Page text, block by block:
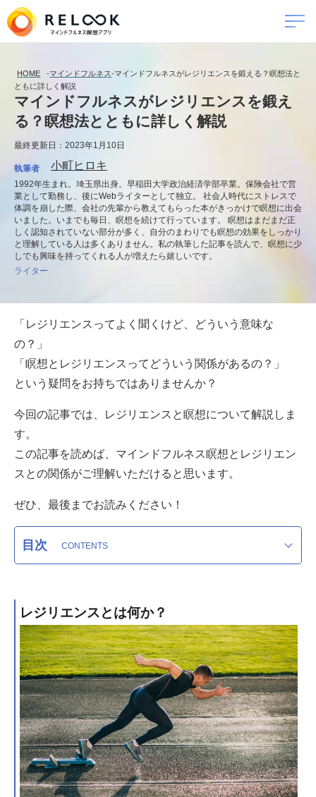
HOME -マインドフルネス-マインドフルネスがレジリエンスを鍛える？瞑想法と
ともに詳しく解説
マインドフルネスがレジリエンスを鍛え
る？瞑想法とともに詳しく解説
最終更新日：2023年1月10日
執筆者 小町ヒロキ
1992年生まれ。埼玉県出身。早稲田大学政治経済学部卒業。保険会社で営
業として勤務し、後にWebライターとして独立。 社会人時代にストレスで
体調を崩した際、会社の先輩から教えてもらった本がきっかけで瞑想に出会
いました。いまでも毎日、瞑想を続けて行っています。 瞑想はまだまだ正
しく認知されていない部分が多く、自分のまわりでも瞑想の効果をしっかり
と理解している人は多くありません。私の執筆した記事を読んで、瞑想に少
しでも興味を持ってくれる人が増えたら嬉しいです。
ライター
「レジリエンスってよく聞くけど、どういう意味な
の？」
「瞑想とレジリエンスってどういう関係があるの？」
という疑問をお持ちではありませんか？
今回の記事では、レジリエンスと瞑想について解説しま
す。
この記事を読めば、マインドフルネス瞑想とレジリエン
スとの関係がご理解いただけると思います。
ぜひ、最後までお読みください！
目次
レジリエンスとは何か？